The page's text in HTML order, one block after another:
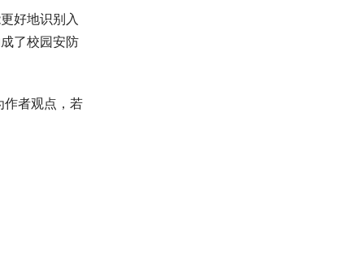
好地识别入
了校园安防
作者观点，若